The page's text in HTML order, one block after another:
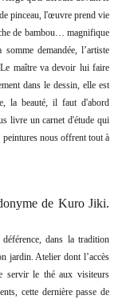
pinceau, l'œuvre prend vie
de bambou… magnifique
demandée, l’artiste
maître va devoir lui faire
dans le dessin, elle est
la beauté, il faut d'abord
livre un carnet d'étude qui
nous offrent tout à
de Kuro Jiki.
dans la tradition
jardin. Atelier dont l’accès
servir le thé aux visiteurs
cette dernière passe de